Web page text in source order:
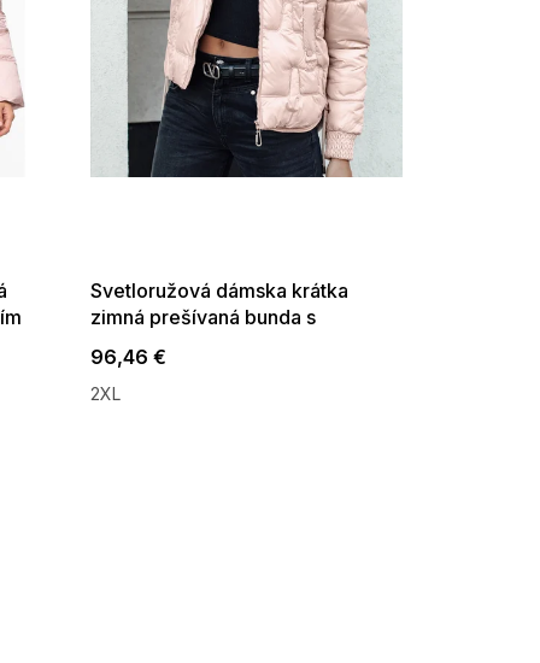
Svetloružová dámska krátka
zimná prešívaná bunda s
kapucňou FASHWARM
96,46 €
2XL